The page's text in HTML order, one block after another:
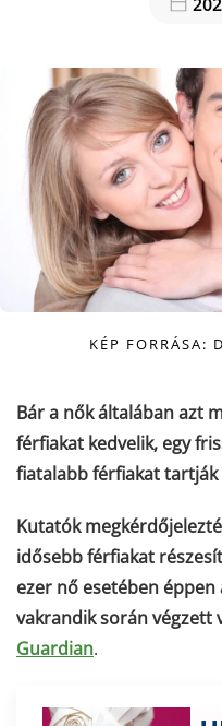
KÉP FORRÁSA:
Bár a nők általában azt
férfiakat kedvelik, egy
fiatalabb férfiakat
Kutatók
idősebb férfiakat
ezer nő esetében
vakrandik során végzett
Guardian.